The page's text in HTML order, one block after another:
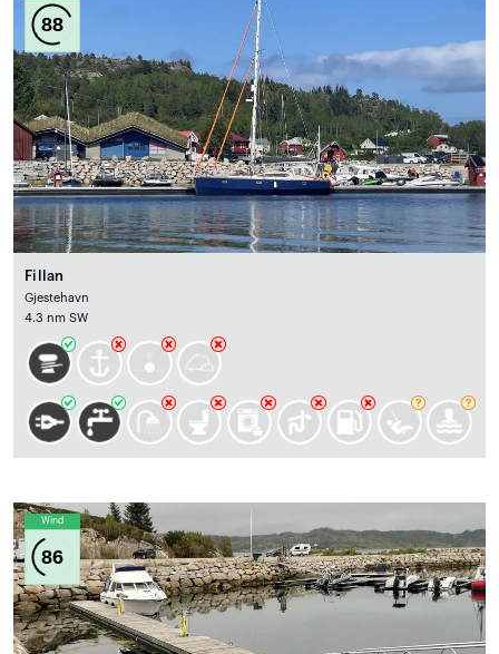
88
Fillan
Gjestehavn
4.3 nm SW
Wind
86